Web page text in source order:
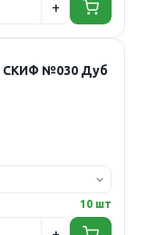
СКИФ №030 Дуб
10 шт